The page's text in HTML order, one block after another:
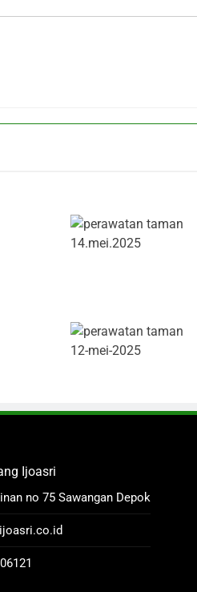
Ijoasri
no 75 Sawangan Depok